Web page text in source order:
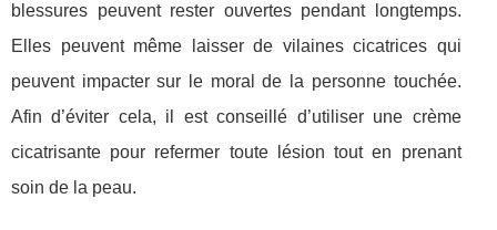
blessures peuvent rester ouvertes pendant longtemps.
Elles peuvent même laisser de vilaines cicatrices qui
peuvent impacter sur le moral de la personne touchée.
Afin d’éviter cela, il est conseillé d’utiliser une crème
cicatrisante pour refermer toute lésion tout en prenant
soin de la peau.